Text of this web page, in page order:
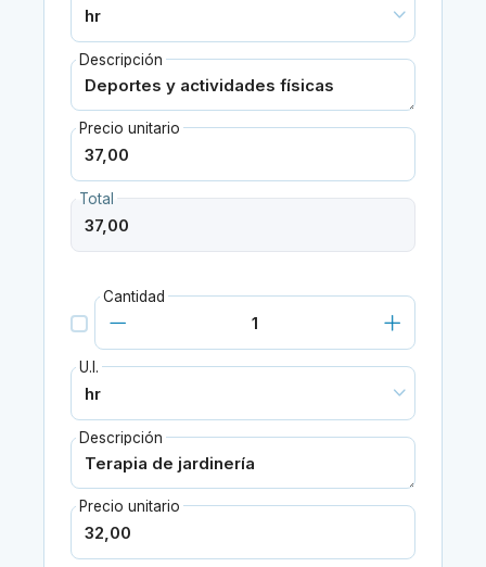
Descripción
Precio unitario
Total
Cantidad
U.I.
Descripción
Precio unitario